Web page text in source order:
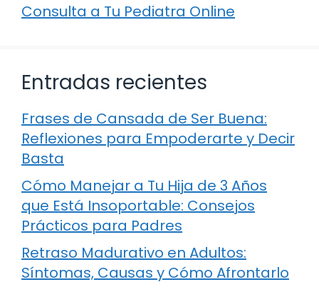
Consulta a Tu Pediatra Online
Entradas recientes
Frases de Cansada de Ser Buena:
Reflexiones para Empoderarte y Decir
Basta
Cómo Manejar a Tu Hija de 3 Años
que Está Insoportable: Consejos
Prácticos para Padres
Retraso Madurativo en Adultos:
Síntomas, Causas y Cómo Afrontarlo